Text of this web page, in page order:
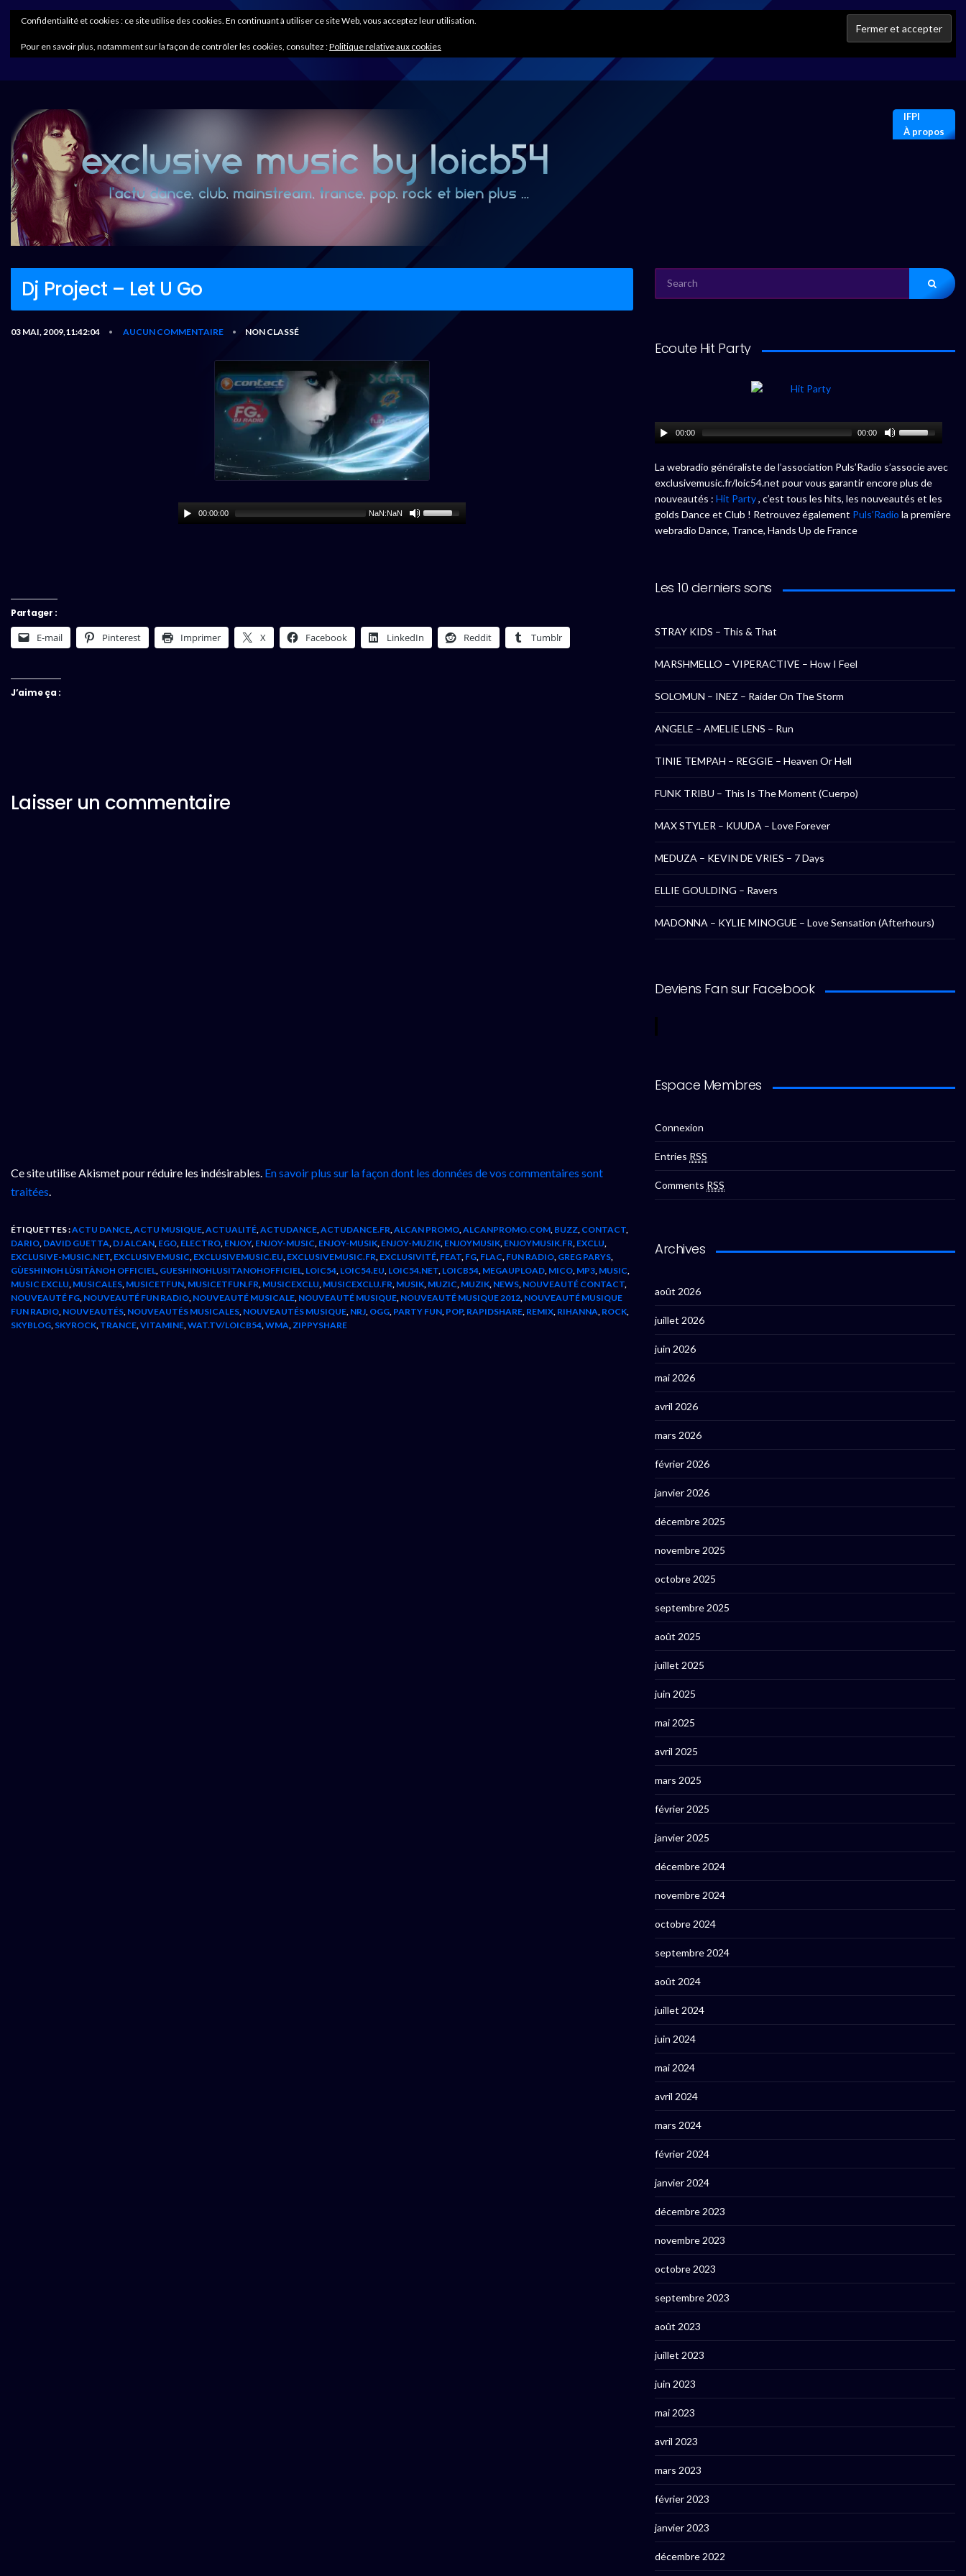
IFPI
À propos
Dj Project – Let U Go
03 MAI, 2009,11:42:04 • AUCUN COMMENTAIRE • NON CLASSÉ
00:00:00 NaN:NaN
Partager :
E-mail Pinterest Imprimer X Facebook LinkedIn Reddit Tumblr
J’aime ça :
Laisser un commentaire
Ce site utilise Akismet pour réduire les indésirables. En savoir plus sur la façon dont les données de vos commentaires sont
traitées.
ÉTIQUETTES :ACTU DANCE ACTU MUSIQUE ACTUALITÉ ACTUDANCE ACTUDANCE.FR ALCAN PROMO ALCANPROMO.COM BUZZ CONTACT
DARIO DAVID GUETTA DJ ALCAN EGO ELECTRO ENJOY, ENJOY-MUSIC ENJOY-MUSIK ENJOY-MUZIK ENJOYMUSIK ENJOYMUSIK.FR EXCLU
EXCLUSIVE-MUSIC.NET EXCLUSIVEMUSIC EXCLUSIVEMUSIC.EU EXCLUSIVEMUSIC.FR EXCLUSIVITÉ FEAT FG FLAC FUN RADIO GREG PARYS
GÙESHINOH LÙSITÀNOH OFFICIEL GUESHINOHLUSITANOHOFFICIEL LOIC54 LOIC54.EU LOIC54.NET LOICB54 MEGAUPLOAD MICO MP3 MUSIC
MUSIC EXCLU MUSICALES MUSICETFUN MUSICETFUN.FR MUSICEXCLU MUSICEXCLU.FR MUSIK MUZIC MUZIK NEWS NOUVEAUTÉ CONTACT
NOUVEAUTÉ FG NOUVEAUTÉ FUN RADIO NOUVEAUTÉ MUSICALE NOUVEAUTÉ MUSIQUE NOUVEAUTÉ MUSIQUE 2012 NOUVEAUTÉ MUSIQUE
FUN RADIO NOUVEAUTÉS NOUVEAUTÉS MUSICALES NOUVEAUTÉS MUSIQUE NRJ OGG PARTY FUN POP, RAPIDSHARE REMIX RIHANNA ROCK
SKYBLOG SKYROCK TRANCE VITAMINE WAT.TV/LOICB54 WMA ZIPPYSHARE
FOR:
Ecoute Hit Party
00:00 00:00
La webradio généraliste de l’association Puls’Radio s’associe avec
exclusivemusic.fr/loic54.net pour vous garantir encore plus de
nouveautés : Hit Party, c’est tous les hits, les nouveautés et les
golds Dance et Club ! Retrouvez également Puls’Radio la première
webradio Dance, Trance, Hands Up de France
Les 10 derniers sons
STRAY KIDS – This & That
MARSHMELLO – VIPERACTIVE – How I Feel
SOLOMUN – INEZ – Raider On The Storm
ANGELE – AMELIE LENS – Run
TINIE TEMPAH – REGGIE – Heaven Or Hell
FUNK TRIBU – This Is The Moment (Cuerpo)
MAX STYLER – KUUDA – Love Forever
MEDUZA – KEVIN DE VRIES – 7 Days
ELLIE GOULDING – Ravers
MADONNA – KYLIE MINOGUE – Love Sensation (Afterhours)
Deviens Fan sur Facebook
Espace Membres
Connexion
Entries RSS
Comments RSS
Archives
août 2026
juillet 2026
juin 2026
mai 2026
avril 2026
mars 2026
février 2026
janvier 2026
décembre 2025
novembre 2025
octobre 2025
septembre 2025
août 2025
juillet 2025
juin 2025
mai 2025
avril 2025
mars 2025
février 2025
janvier 2025
décembre 2024
novembre 2024
octobre 2024
septembre 2024
août 2024
juillet 2024
juin 2024
mai 2024
avril 2024
mars 2024
février 2024
janvier 2024
décembre 2023
novembre 2023
octobre 2023
septembre 2023
août 2023
juillet 2023
juin 2023
mai 2023
avril 2023
mars 2023
février 2023
janvier 2023
décembre 2022
Confidentialité et cookies : ce site utilise des cookies. En continuant à utiliser ce site Web, vous acceptez leur utilisation.
Pour en savoir plus, notamment sur la façon de contrôler les cookies, consultez :Politique relative aux cookies